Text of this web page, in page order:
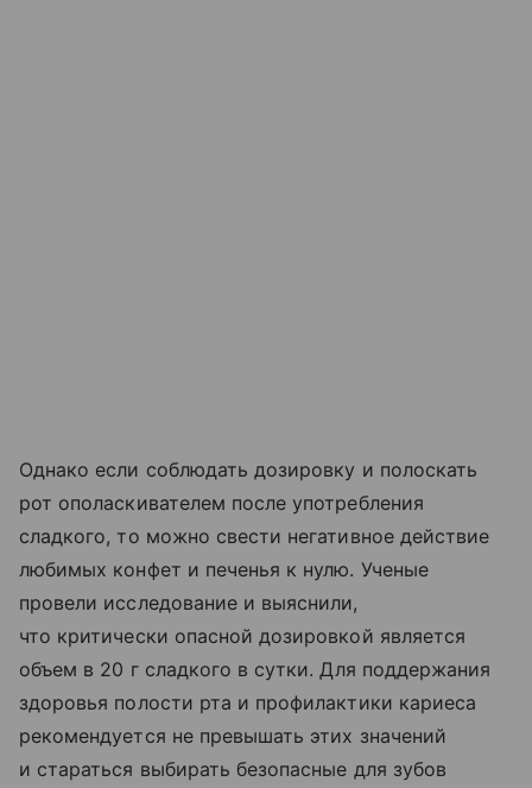
Однако если соблюдать дозировку и полоскать
рот ополаскивателем после употребления
сладкого, то можно свести негативное действие
любимых конфет и печенья к нулю. Ученые
провели исследование и выяснили,
что критически опасной дозировкой является
объем в 20 г сладкого в сутки. Для поддержания
здоровья полости рта и профилактики кариеса
рекомендуется не превышать этих значений
и стараться выбирать безопасные для зубов